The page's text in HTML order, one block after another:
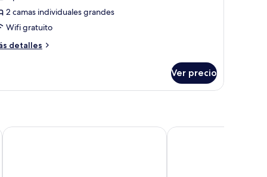
2 camas individuales grandes
Wifi gratuito
detalles
Ver precio
Kasbah Ounila Merzoga luxury desert